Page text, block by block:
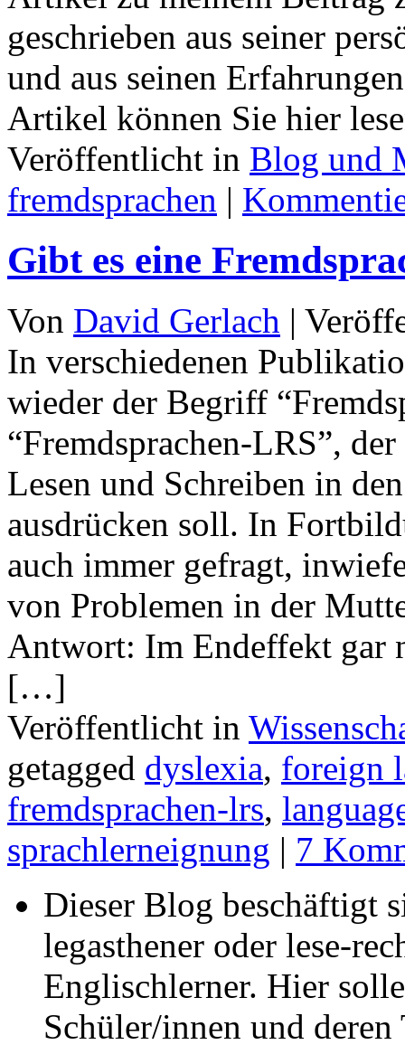
geschrieben aus seiner
und aus seinen
Artikel können Sie hier
Veröffentlicht in Blog und
fremdsprachen |
Gibt es eine
Von David Gerlach |
In verschiedenen
wieder der Begriff
“Fremdsprachen-LRS”,
Lesen und Schreiben in
ausdrücken soll. In
auch immer gefragt,
von Problemen in der
Antwort: Im Endeffekt gar
[…]
Veröffentlicht in
getagged dyslexia, foreign
fremdsprachen-lrs,
sprachlerneignung | 7
Dieser Blog beschäftigt
legasthener oder lese-
Englischlerner. Hier
Schüler/innen und